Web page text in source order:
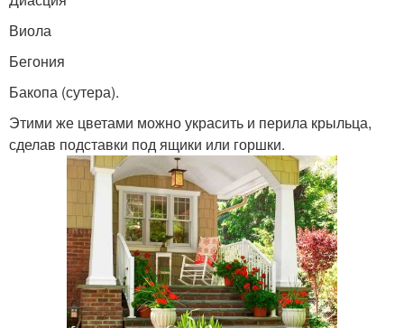
Виола
Бегония
Бакопа (сутера).
Этими же цветами можно украсить и перила крыльца,
сделав подставки под ящики или горшки.